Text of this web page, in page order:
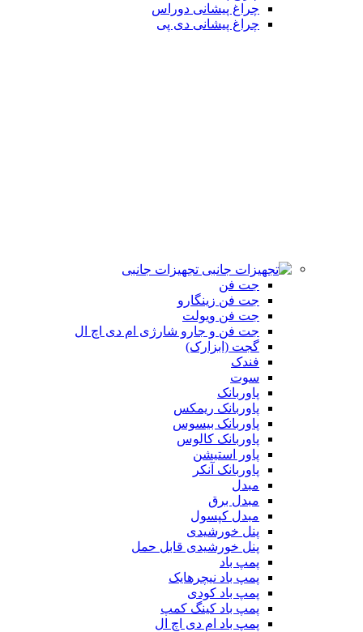
چراغ پیشانی دوراس
چراغ پیشانی دی پی
تجهیزات جانبی
جت فن
جت فن زینگارو
جت فن ویولت
جت فن و جارو شارژی ام دی اچ ال
گجت (ابزارک)
فندک
سوت
پاوربانک
پاوربانک ریمکس
پاوربانک بیسوس
پاوربانک کالوس
پاور استیشن
پاوربانک آنکر
مبدل
مبدل برق
مبدل کپسول
پنل خورشیدی
پنل خورشیدی قابل حمل
پمپ باد
پمپ باد نیچرهایک
پمپ باد کودی
پمپ باد کینگ کمپ
پمپ باد ام دی اچ ال